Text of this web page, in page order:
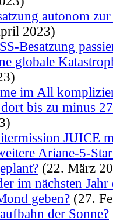
autonom
2023)
Besatzung
globale
im All
bis zu minus
JUICE
Ariane-5-
(22. März
im nächsten Jahr
geben? (27.
der Sonne?